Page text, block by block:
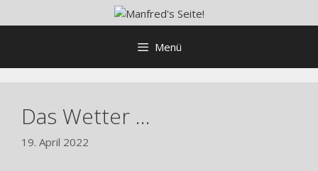
Inhalt
Menü
Das Wetter …
19. April 2022